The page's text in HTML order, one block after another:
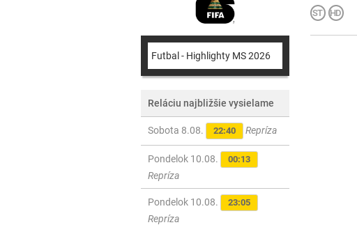
Futbal - Highlighty MS 2026
Reláciu najbližšie vysielame
Sobota 8.08. 22:40 Repríza
Pondelok 10.08. 00:13
Repríza
Pondelok 10.08. 23:05
Repríza